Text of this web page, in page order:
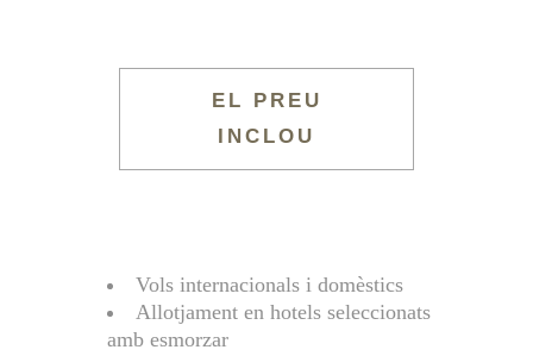
EL PREU
INCLOU
Vols internacionals i domèstics
Allotjament en hotels seleccionats
amb esmorzar